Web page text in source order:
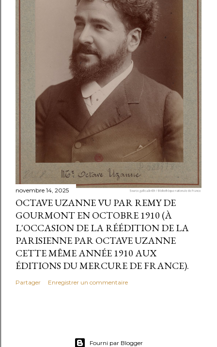
novembre 14, 2025
OCTAVE UZANNE VU PAR REMY DE
GOURMONT EN OCTOBRE 1910 (À
L'OCCASION DE LA RÉÉDITION DE LA
PARISIENNE PAR OCTAVE UZANNE
CETTE MÊME ANNÉE 1910 AUX
ÉDITIONS DU MERCURE DE FRANCE).
Partager Enregistrer un commentaire
Fourni par Blogger